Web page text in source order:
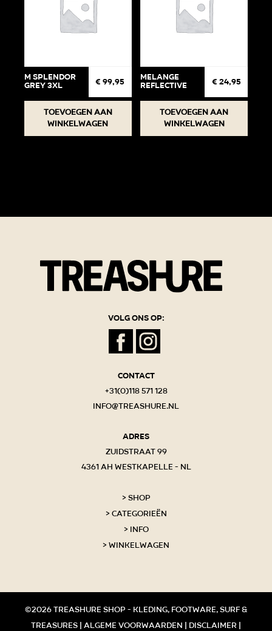
M Splendor
Grey 3XL € 99,95
Toevoegen aan
winkelwagen
Melange
Reflective € 24,95
Toevoegen aan
winkelwagen
Volg ons op:
Contact
+31(0)118 571 128
info@treashure.nl
Adres
Zuidstraat 99
4361 AH Westkapelle - NL
Shop
Categorieën
Info
Winkelwagen
©2026 Treashure shop - kleding, footware, surf &
treasures | Algeme voorwaarden | Disclaimer |